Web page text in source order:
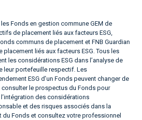
Fonds en gestion commune GEM de
de placement liés aux facteurs ESG,
communs de placement et FNB Guardian
placement liés aux facteurs ESG. Tous les
les considérations ESG dans l’analyse de
leur portefeuille respectif. Les
ESG d’un Fonds peuvent changer de
consulter le prospectus du Fonds pour
des considérations
et des risques associés dans la
du Fonds et consultez votre professionnel